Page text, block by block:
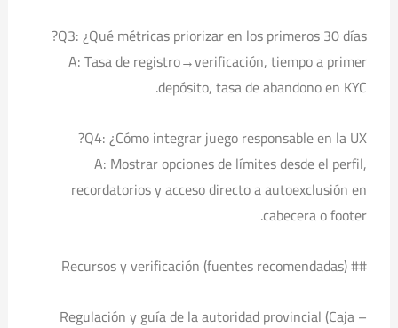
Q3: ¿Qué métricas priorizar en los primeros 30 días?
A: Tasa de registro→verificación, tiempo a primer
depósito, tasa de abandono en KYC.
Q4: ¿Cómo integrar juego responsable en la UX?
A: Mostrar opciones de límites desde el perfil,
recordatorios y acceso directo a autoexclusión en
cabecera o footer.
## Recursos y verificación (fuentes recomendadas)
– Regulación y guía de la autoridad provincial (Caja